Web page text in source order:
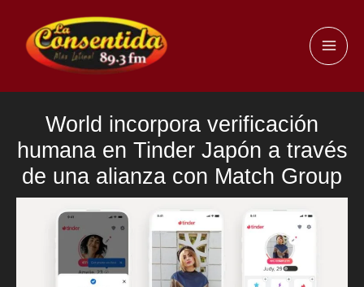
contenido
World incorpora verificación
humana en Tinder Japón a través
de una alianza con Match Group